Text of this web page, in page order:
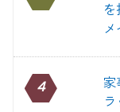
メ
4
家